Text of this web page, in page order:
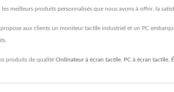
meilleurs produits personnalisés que nous avons à offrir, la
aux clients un moniteur tactile industriel et un PC
produits de qualité Ordinateur à écran tactile PC à écran tactile